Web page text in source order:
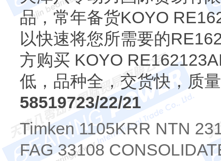
品，常年备货KOYO
以快速将您所需要的
方购买 KOYO
低，品种全，交货快，质
58519723/22/21
Timken 1105KRR NTN
FAG 33108